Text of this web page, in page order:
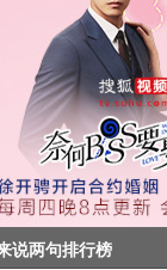
说两句排行榜